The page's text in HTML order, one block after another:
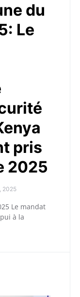
du
Le
pris
2025
2025
Le mandat
à la